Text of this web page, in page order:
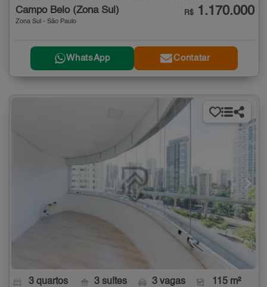
Campo Belo (Zona Sul)
Zona Sul - São Paulo
R$ 1.170.000
WhatsApp Contatar
3 quartos 3 suítes 3 vagas 115 m²